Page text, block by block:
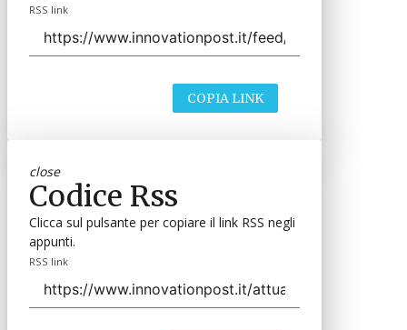
RSS link
COPIA LINK
close
Codice Rss
Clicca sul pulsante per copiare il link RSS negli
appunti.
RSS link